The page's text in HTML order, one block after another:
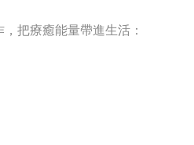
把療癒能量帶進生活：